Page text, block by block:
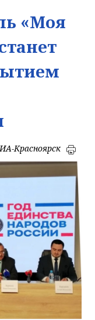
«Моя
Красноярск